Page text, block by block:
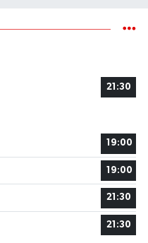
21:30
19:00
19:00
21:30
21:30